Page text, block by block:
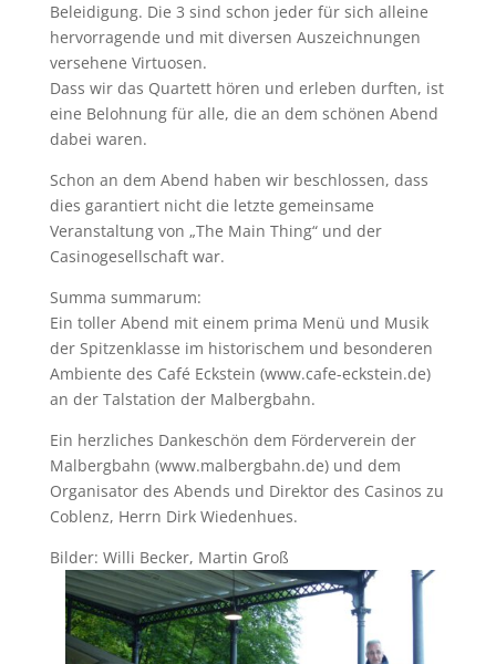
Beleidigung. Die 3 sind schon jeder für sich alleine
hervorragende und mit diversen Auszeichnungen
versehene Virtuosen.
Dass wir das Quartett hören und erleben durften, ist
eine Belohnung für alle, die an dem schönen Abend
dabei waren.
Schon an dem Abend haben wir beschlossen, dass
dies garantiert nicht die letzte gemeinsame
Veranstaltung von „The Main Thing“ und der
Casinogesellschaft war.
Summa summarum:
Ein toller Abend mit einem prima Menü und Musik
der Spitzenklasse im historischem und besonderen
Ambiente des Café Eckstein (www.cafe-eckstein.de)
an der Talstation der Malbergbahn.
Ein herzliches Dankeschön dem Förderverein der
Malbergbahn (www.malbergbahn.de) und dem
Organisator des Abends und Direktor des Casinos zu
Coblenz, Herrn Dirk Wiedenhues.
Bilder: Willi Becker, Martin Groß